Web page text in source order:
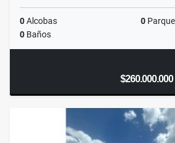
0Alcobas 0
0 Baños
$260.000.000